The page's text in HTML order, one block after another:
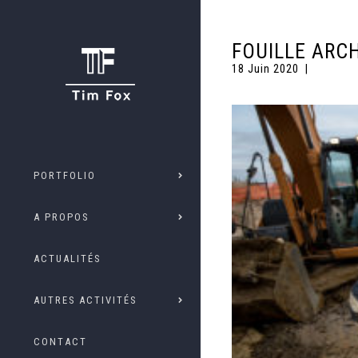
PORTFOLIO
A PROPOS
ACTUALITÉS
AUTRES ACTIVITÉS
CONTACT
FOUILLE
18 Juin 2020